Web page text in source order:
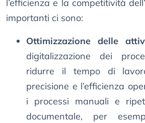
l’efficienza e la competitività
importanti ci sono:
Ottimizzazione delle
digitalizzazione dei
ridurre il tempo di
precisione e l’efficienza
i processi manuali e
documentale, per